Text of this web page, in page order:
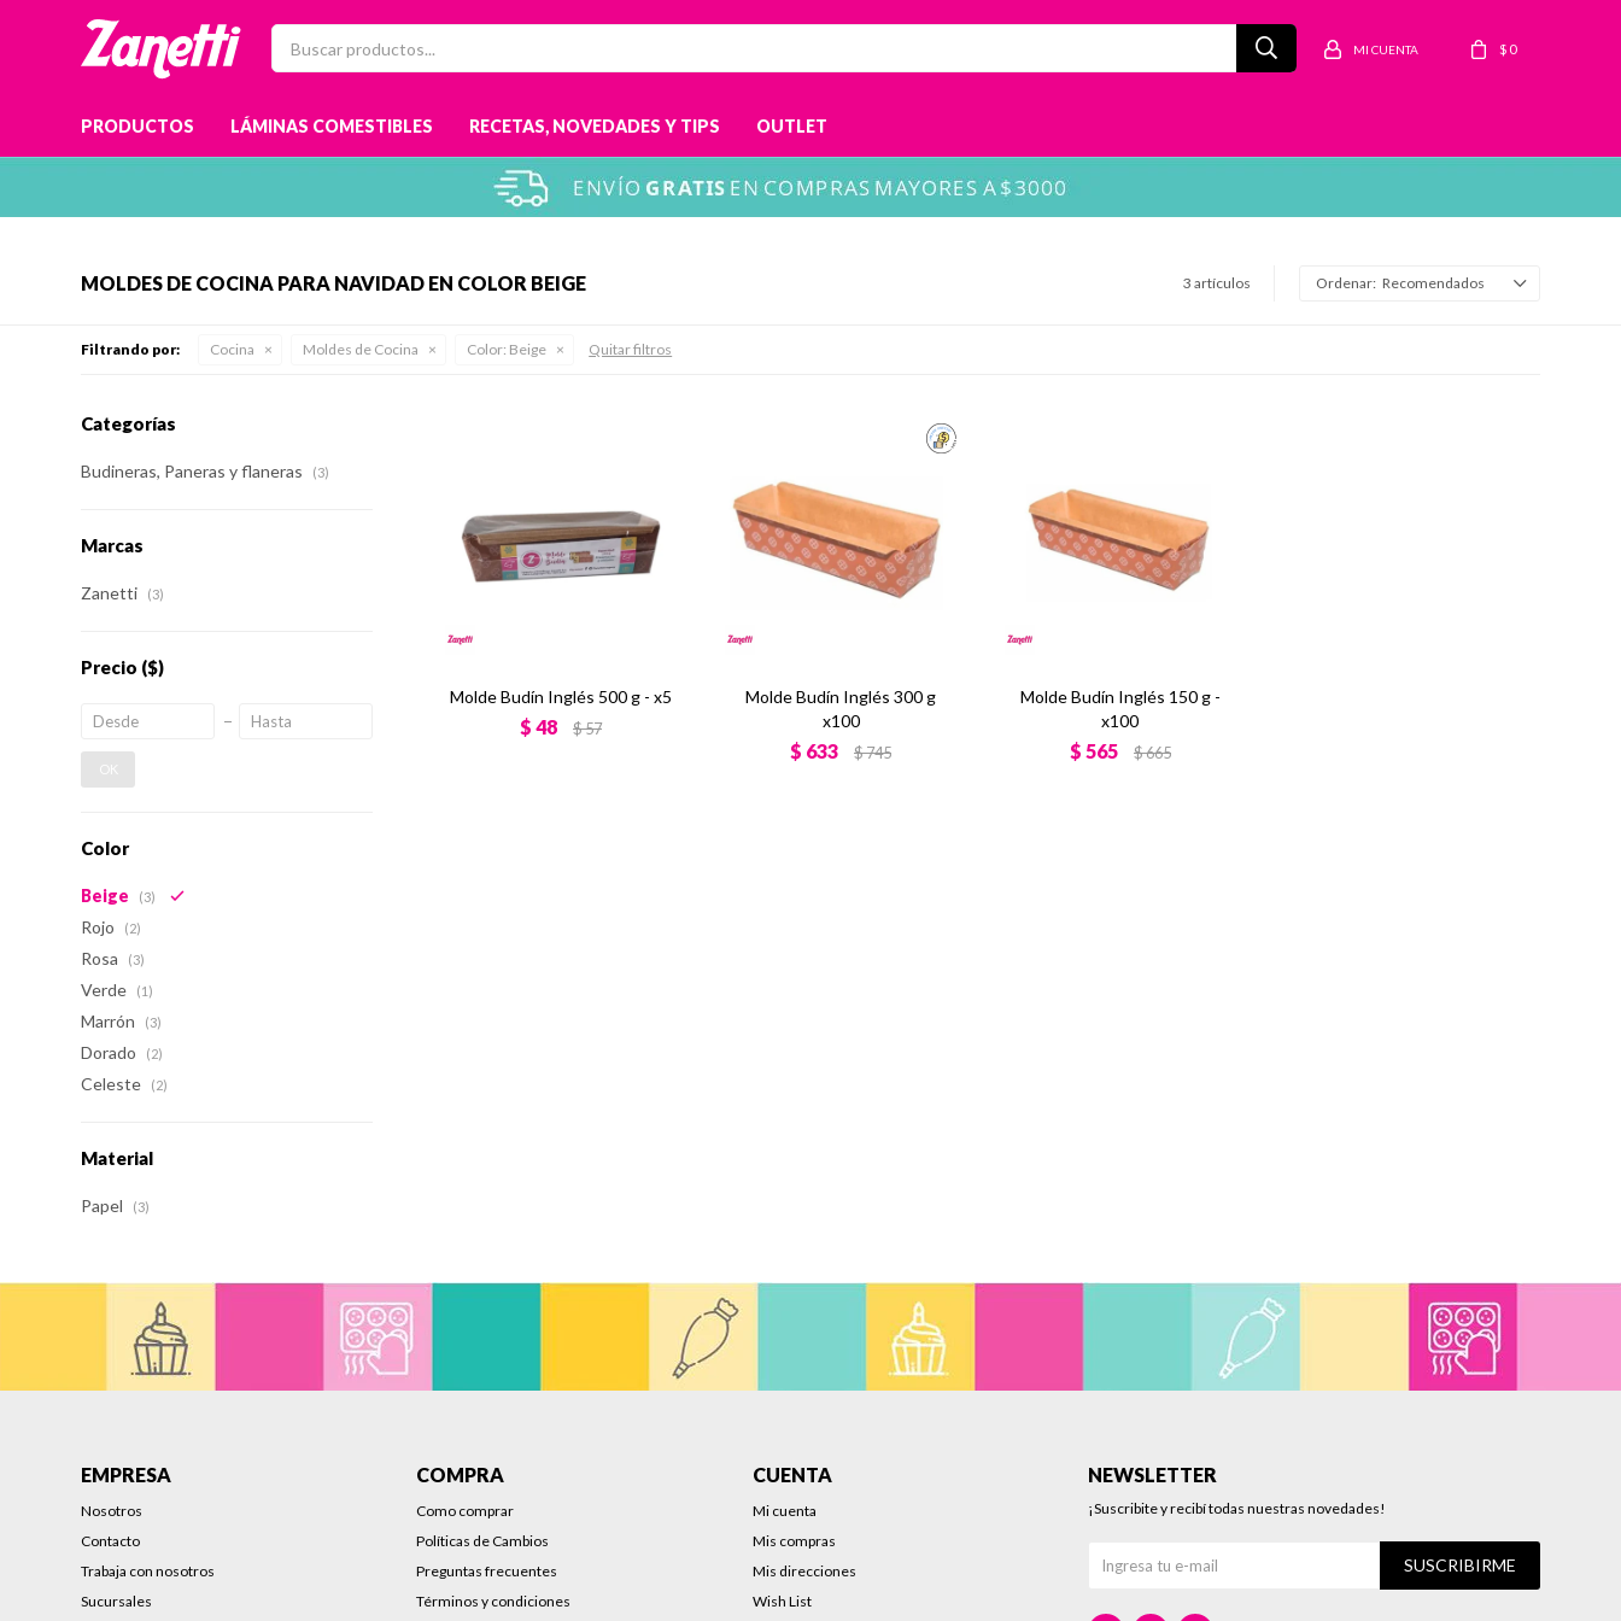
PRODUCTOS LÁMINAS COMESTIBLES RECETAS, NOVEDADES Y TIPS OUTLET
$ 0
MOLDES DE COCINA PARA NAVIDAD EN COLOR BEIGE 3 artículos Recomendados
Filtrando por: Cocina Moldes de Cocina Color: Beige Quitar filtros
Molde Budín Inglés 500 g - x5
$ 48 $57
Molde Budín Inglés 300 g
x100
$ 633 $745
Molde Budín Inglés 150 g -
x100
$ 565 $665
Categorías
Budineras, Paneras y flaneras (3)
Marcas
Zanetti (3)
Precio ($)
OK
Color
Beige (3)
Rojo (2)
Rosa (3)
Verde (1)
Marrón (3)
Dorado (2)
Celeste (2)
Material
Papel (3)
EMPRESA
Nosotros
Contacto
Trabaja con nosotros
Sucursales
COMPRA
Como comprar
Políticas de Cambios
Preguntas frecuentes
Términos y condiciones
CUENTA
Mi cuenta
Mis compras
Mis direcciones
Wish List
NEWSLETTER
¡Suscribite y recibí todas nuestras novedades!
SUSCRIBIRME